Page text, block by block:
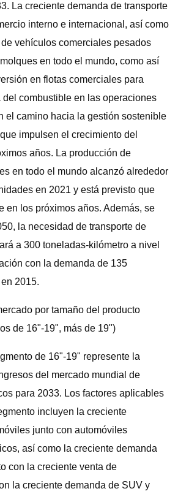
La creciente demanda de transporte
interno e internacional, así como
vehículos comerciales pesados
en todo el mundo, como así
en flotas comerciales para
combustible en las operaciones
el camino hacia la gestión sostenible
impulsen el crecimiento del
años. La producción de
en todo el mundo alcanzó alrededor
en 2021 y está previsto que
en los próximos años. Además, se
la necesidad de transporte de
a 300 toneladas-kilómetro a nivel
con la demanda de 135
2015.
por tamaño del producto
de 16"-19", más de 19")
de 16"-19" represente la
del mercado mundial de
para 2033. Los factores aplicables
incluyen la creciente
junto con automóviles
así como la creciente demanda
con la creciente venta de
la creciente demanda de SUV y